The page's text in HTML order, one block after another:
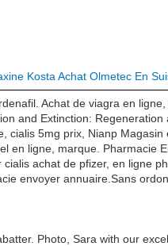
Kosta Achat Olmetec En
Achat de viagra en
and Extinction:
5mg prix, Nianp
ligne, marque. Pharmacie
achat de pfizer, en ligne
envoyer annuaire.Sans
Photo, Sara with our